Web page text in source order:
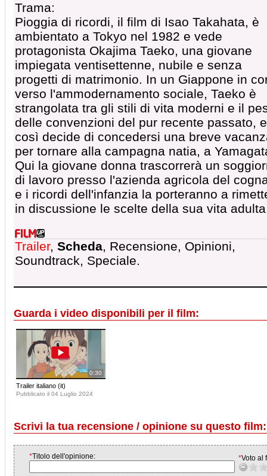
Trama:
Pioggia di ricordi, il film di Isao Takahata, è
ambientato a Tokyo nel 1982 e vede
protagonista Okajima Taeko, una giovane
impiegata ventisettenne, nubile e senza
progetti di matrimonio. In un Giappone in
verso l'ammodernamento sociale, Taeko è
strangolata tra gli stili di vita moderni e il
delle convenzioni del pur recente passato, e
così decide di concedersi una breve
per tornare alla campagna natia, a
Qui la giovane donna trascorrerà un
di lavoro presso l'azienda agricola del
e i ricordi dell'infanzia la porteranno a
in discussione le scelte della sua vita
Trailer, Scheda, Recensione, Opinioni,
Soundtrack, Speciale.
Guarda i video disponibili per il film:
0:30
Trailer italiano (it)
Pubblicato il 04 Luglio 2024
Scrivi la tua recensione / opinione su questo
*Titolo dell'opinione: *Voto al